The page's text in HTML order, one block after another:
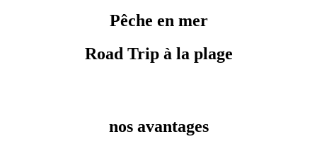
Pêche en mer
Road Trip à la plage
nos avantages